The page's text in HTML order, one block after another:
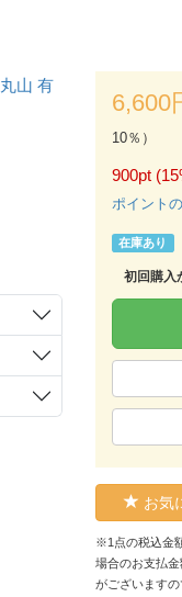
丸山 有
6,600
10％）
900pt
ポイント
在庫あり
初回購入
お気
※1点の税込金
場合のお支払
がございますの